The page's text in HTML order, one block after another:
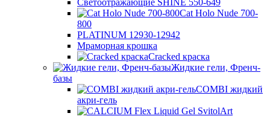
Светоотражающие SHINE 550-649
Cat Holo Nude 700-
800
PLATINUM 12930-12942
Мраморная крошка
Cracked краска
Жидкие гели, Френч-
базы
COMBI жидкий
акри-гель